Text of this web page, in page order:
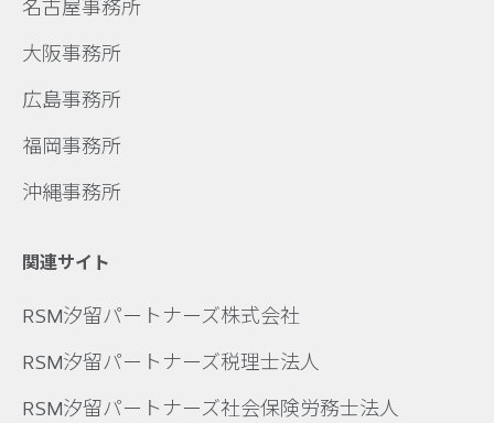
名古屋事務所
大阪事務所
広島事務所
福岡事務所
沖縄事務所
関連サイト
RSM汐留パートナーズ株式会社
RSM汐留パートナーズ税理士法人
RSM汐留パートナーズ社会保険労務士法人